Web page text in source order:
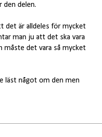
den delen.
det är alldeles för mycket
man ju att det ska vara
måste det vara så mycket
läst något om den men